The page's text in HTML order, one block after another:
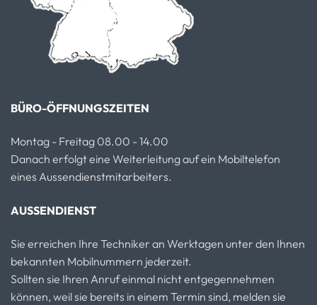
BÜRO-ÖFFNUNGSZEITEN
Montag - Freitag 08.00 - 14.00
Danach erfolgt eine Weiterleitung auf ein Mobiltelefon
eines Aussendienstmitarbeiters.
AUSSENDIENST
Sie erreichen Ihre Techniker an Werktagen unter den Ihnen
bekannten Mobilnummern jederzeit.
Sollten sie Ihren Anruf einmal nicht entgegennehmen
können, weil sie bereits in einem Termin sind, melden sie